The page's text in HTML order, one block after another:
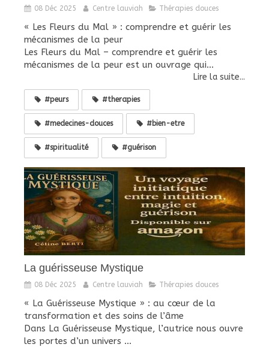
08 Déc 2025 Centre lauviah Thérapies douces
« Les Fleurs du Mal » : comprendre et guérir les
mécanismes de la peur
Les Fleurs du Mal – comprendre et guérir les
mécanismes de la peur est un ouvrage qui...
Lire la suite...
#peurs #therapies
#medecines-douces #bien-etre
#spiritualité #guérison
La guérisseuse Mystique
08 Déc 2025 Centre lauviah Thérapies douces
« La Guérisseuse Mystique » : au cœur de la
transformation et des soins de l’âme
Dans La Guérisseuse Mystique, l’autrice nous ouvre
les portes d’un univers ...